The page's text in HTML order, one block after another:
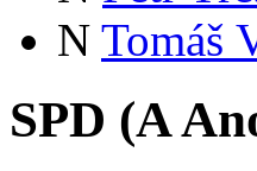
N Tomáš
SPD (A